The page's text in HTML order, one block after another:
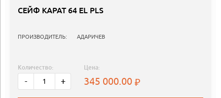
СЕЙФ КАРАТ 64 EL PLS
ПРОИЗВОДИТЕЛЬ: АДАРИЧЕВ
Количество:
- +
Цена:
345 000.00